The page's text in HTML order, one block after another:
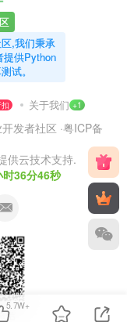
,我们秉承
提供Python
试。
关于我们 +1
发者社区 ·粤ICP备
供云技术支持.
36分47秒
信
5.7W+